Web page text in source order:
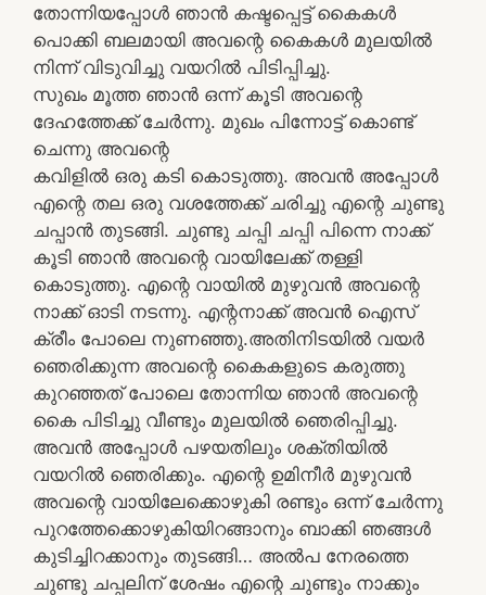
തോന്നിയപ്പോൾ ഞാൻ കഷ്ടപ്പെട്ട് കൈകൾ
പൊക്കി ബലമായി അവന്റെ കൈകൾ മുലയിൽ
നിന്ന് വിടുവിച്ചു വയറിൽ പിടിപ്പിച്ചു.
സുഖം മൂത്ത ഞാൻ ഒന്ന് കൂടി അവന്റെ
ദേഹത്തേക്ക് ചേർന്നു. മുഖം പിന്നോട്ട് കൊണ്ട്
ചെന്നു അവന്റെ
കവിളിൽ ഒരു കടി കൊടുത്തു. അവൻ അപ്പോൾ
എന്റെ തല ഒരു വശത്തേക്ക് ചരിച്ചു എന്റെ ചുണ്ടു
ചപ്പാൻ തുടങ്ങി. ചുണ്ടു ചപ്പി ചപ്പി പിന്നെ നാക്ക്
കൂടി ഞാൻ അവന്റെ വായിലേക്ക് തള്ളി
കൊടുത്തു. എന്റെ വായിൽ മുഴുവൻ അവന്റെ
നാക്ക് ഓടി നടന്നു. എന്റനാക്ക് അവൻ ഐസ്
ക്രീം പോലെ നുണഞ്ഞു.അതിനിടയിൽ വയർ
ഞെരിക്കുന്ന അവന്റെ കൈകളുടെ കരുത്തു
കുറഞ്ഞത് പോലെ തോന്നിയ ഞാൻ അവന്റെ
കൈ പിടിച്ചു വീണ്ടും മുലയിൽ ഞെരിപ്പിച്ചു.
അവൻ അപ്പോൾ പഴയതിലും ശക്തിയിൽ
വയറിൽ ഞെരിക്കും. എന്റെ ഉമിനീർ മുഴുവൻ
അവന്റെ വായിലേക്കൊഴുകി രണ്ടും ഒന്ന് ചേർന്നു
പുറത്തേക്കൊഴുകിയിറങ്ങാനും ബാക്കി ഞങ്ങൾ
കുടിച്ചിറക്കാനും തുടങ്ങി… അൽപ നേരത്തെ
ചുണ്ടു ചപ്പലിന് ശേഷം എന്റെ ചുണ്ടും നാക്കും